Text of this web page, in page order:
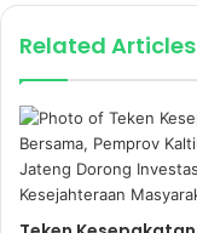
u
E
m
a
i
l
Related Articles